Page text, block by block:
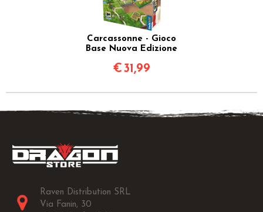
Carcassonne - Gioco
Base Nuova Edizione
€31,99
Raven Distribution SRL
Via Fanin, 30